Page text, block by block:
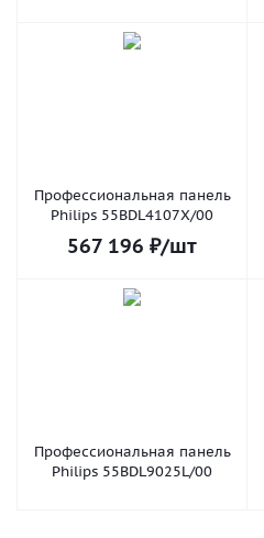
Профессиональная панель
Philips 55BDL4107X/00
567 196 ₽/шт
Профессиональная панель
Philips 55BDL9025L/00